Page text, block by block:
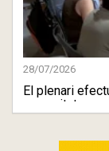
28/07/2026
El plenari
comunitats ...